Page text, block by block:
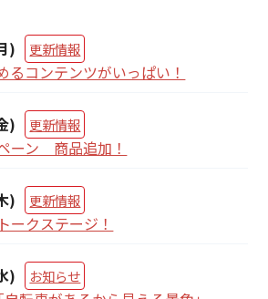
) 更新情報
るコンテンツがいっぱい！
) 更新情報
ーン 商品追加！
) 更新情報
クステージ！
) お知らせ